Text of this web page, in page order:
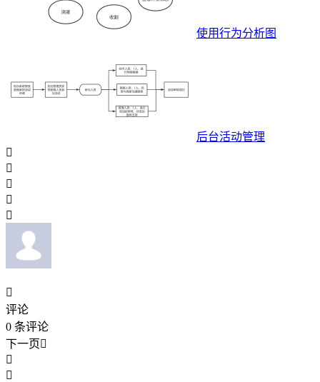
使用行为分析图
后台活动管理






评论
0 条评论
下一页

